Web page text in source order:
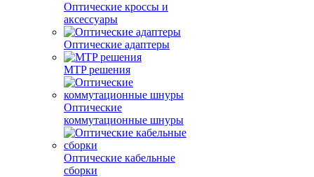
Оптические кроссы и
аксессуары
Оптические адаптеры
MTP решения
Оптические
коммутационные шнуры
Оптические кабельные
сборки